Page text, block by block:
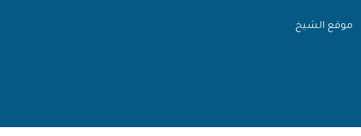
موقع الشيخ